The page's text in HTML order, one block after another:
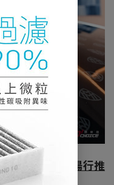
Pass 賓士暢行推